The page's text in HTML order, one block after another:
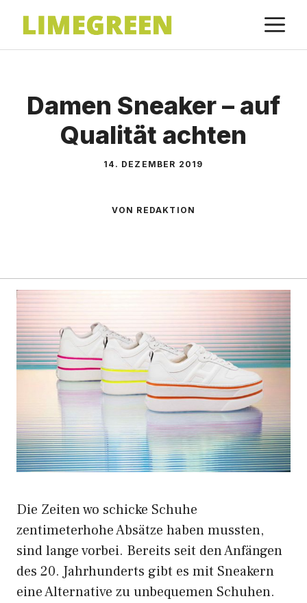
Inhalt
springen
Damen Sneaker – auf
Qualität achten
14. DEZEMBER 2019
VON REDAKTION
Die Zeiten wo schicke Schuhe
zentimeterhohe Absätze haben mussten,
sind lange vorbei. Bereits seit den Anfängen
des 20. Jahrhunderts gibt es mit Sneakern
eine Alternative zu unbequemen Schuhen.